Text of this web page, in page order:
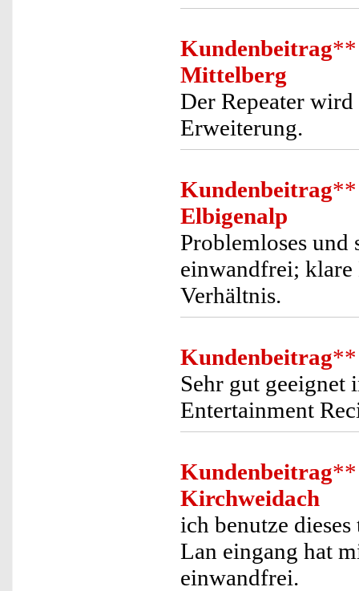
Kundenbeitrag**
Mittelberg
Der Repeater
Erweiterung.
Kundenbeitrag**
Elbigenalp
Problemloses
einwandfrei;
Verhältnis.
Kundenbeitrag**
Sehr gut
Entertainment
Kundenbeitrag**
Kirchweidach
ich benutze
Lan eingang hat
einwandfrei.